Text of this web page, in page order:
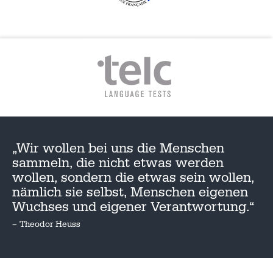
„Wir wollen bei uns die Menschen
sammeln, die nicht etwas werden
wollen, sondern die etwas sein wollen,
nämlich sie selbst, Menschen eigenen
Wuchses und eigener Verantwortung.“
– Theodor Heuss